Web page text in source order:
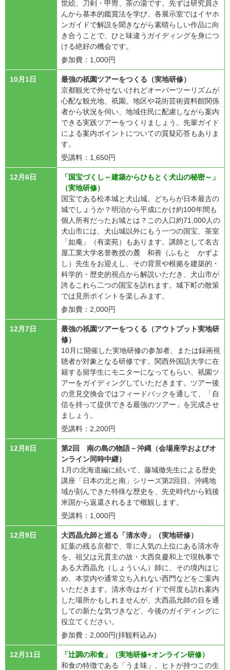
世絵、刀剣・甲冑、茶の湯です。先ずは研究員さ
んから基本的鑑賞法を学び、各展示室ではイヤホ
ンガイドで解説を聞きながら素晴らしい作品に向
き合うことで、ひと味違うガイディングを身につ
ける絶好の機会です。
参加費：1,000円
10月1日
最強の祇園ツアーをつくる（実地研修）
京都観光で外せないけれどオーバーツーリズムが
心配な観光地、祇園。地区や花街芸術資料館関係
者から状況を伺い、地域住民に配慮しながら案内
できる実践ツアーをつくりましょう。先輩ガイド
による案内ポイントについての質疑応答もありま
す。
受講料：1,650円
12月6日
「国宝づくし～建築からひもとく犬山の秘密～」
（実地研修）
国宝である松本城と犬山城、どちらが日本最古の
城でしょうか？明治から平成にかけ約100年間も
個人所有だったお城とは？この人口約71,000人の
犬山市には、犬山城以外にもう一つの国宝、茶室
「如庵」（有楽苑）もあります。講師として名古
屋工業大学名誉教授の麓 和善（ふもと かずよ
し）先生をお迎えし、その背景や根拠を建築的・
科学的・歴史的視点から解説いただき、犬山市が
誇るこれら二つの国宝を訪れます。城下町の散策
では見所ポイントを楽しみます。
参加費：2,000円
12月7日
最強の祇園ツアーをつくる（アウトプット実地研
修）
10月に開催した実地研修の参加者、または録画視
聴者が対象となる研修です。関西外国語大学に在
籍する留学生にモニターになってもらい、祇園ツ
アーをガイディングしていただきます。ツアー後
の意見交換会ではフィードバックを通して、「自
信を持って提供できる最強のツアー」を完成させ
ましょう。
受講料：2,200円
12月8日
第2回 南の島の物語－沖縄（会場座学およびオ
ンライン同時中継）
1月の北海道編に続いて、藤城徹先生による歴史
講座「日本の北と南」シリーズ第2回目。沖縄地
域が刻んできた特殊な歴史を、先史時代から戦後
米国から返還されるまで概観します。
受講料：1,000円
12月9日
大西晶允師と巡る「清水寺」（実地研修）
紅葉の残る京都で、常に人気の上位にある清水寺
を、祖父は元貫主の故・大西良慶和上で現執事で
ある大西晶允（しょういん）師に、その境内はじ
め、本堂内や通常立ち入れない西門などをご案内
いただきます。清水寺はガイドで何度も訪れ案内
した場所かもしれませんが、大西晶允師の目を通
しての新たな気づきなど、今後のガイディングに
役立てください。
参加費：2,000円(拝観料込み)
12月11日
「辻調の和食」（実地研修+オンライン研修）
和食の特徴である「うま味」、ヒトが持つこの生